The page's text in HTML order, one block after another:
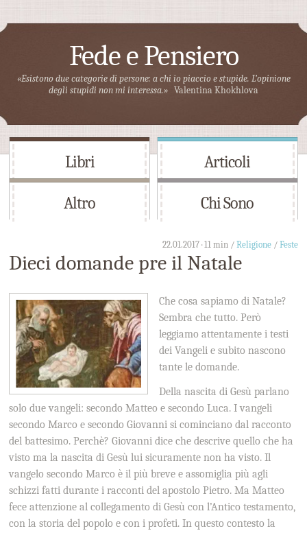
Fede e Pensiero
«Esistono due categorie di persone: a chi io piaccio e stupide. L’opinione
degli stupidi non mi interessa.» Valentina Khokhlova
Libri Articoli
Altro Chi Sono
22.01.2017 · 11 min / Religione/ Feste
Dieci domande pre il Natale
Che cosa sapiamo di Natale?
Sembra che tutto. Però
leggiamo attentamente i testi
dei Vangeli e subito nascono
tante le domande.
Della nascita di Gesù parlano
solo due vangeli: secondo Matteo e secondo Luca. I vangeli
secondo Marco e secondo Giovanni si cominciano dal racconto
del battesimo. Perchè? Giovanni dice che descrive quello che ha
visto ma la nascita di Gesù lui sicuramente non ha visto. Il
vangelo secondo Marco è il più breve e assomiglia più agli
schizzi fatti durante i racconti del apostolo Pietro. Ma Matteo
fece attenzione al collegamento di Gesù con l’Antico testamento,
con la storia del popolo e con i profeti. In questo contesto la